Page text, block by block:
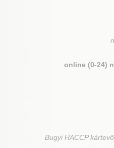
online (0-24)
BugyiHACCP